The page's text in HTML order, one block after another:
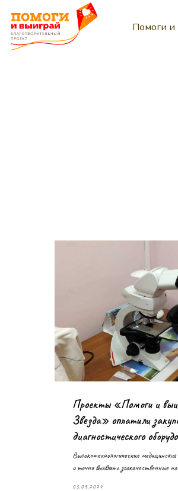
Помоги и
Проекты «Помоги и
Звезда» оплатили
диагностического
Высокотехнологические
и точно выявлять злокачественные
05.09.2024